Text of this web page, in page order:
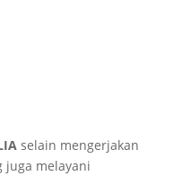
selain mengerjakan
juga melayani